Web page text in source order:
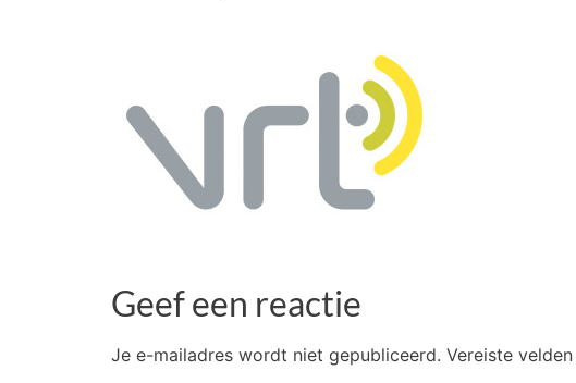
Geef een reactie
Je e-mailadres wordt niet gepubliceerd. Vereiste